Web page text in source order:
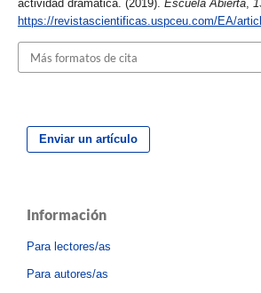
actividad dramática. (2019). Escuela Abierta,
https://revistascientificas.uspceu.com/EA/
Más formatos de cita
Enviar un artículo
Información
Para lectores/as
Para autores/as